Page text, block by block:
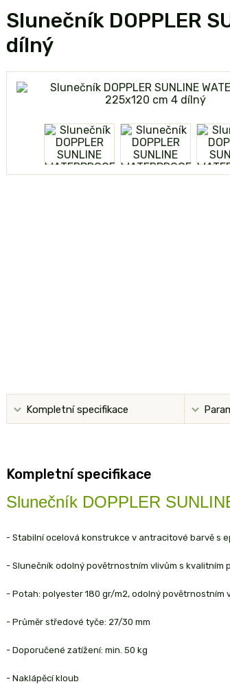
Slunečník DOPPLER
dílný
Kompletní specifikace
Kompletní specifikace
Slunečník DOPPLER
- Stabilní ocelová konstrukce v antracitové barvě s
- Slunečník odolný povětrnostním vlivům s kvalitním
- Potah: polyester 180 gr/m2, odolný povětrnostním
- Průměr středové tyče: 27/30 mm
- Doporučené zatížení: min. 50 kg
- Naklápěcí kloub